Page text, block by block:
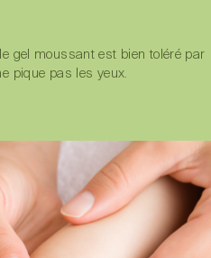
gel moussant est bien toléré par
pique pas les yeux.